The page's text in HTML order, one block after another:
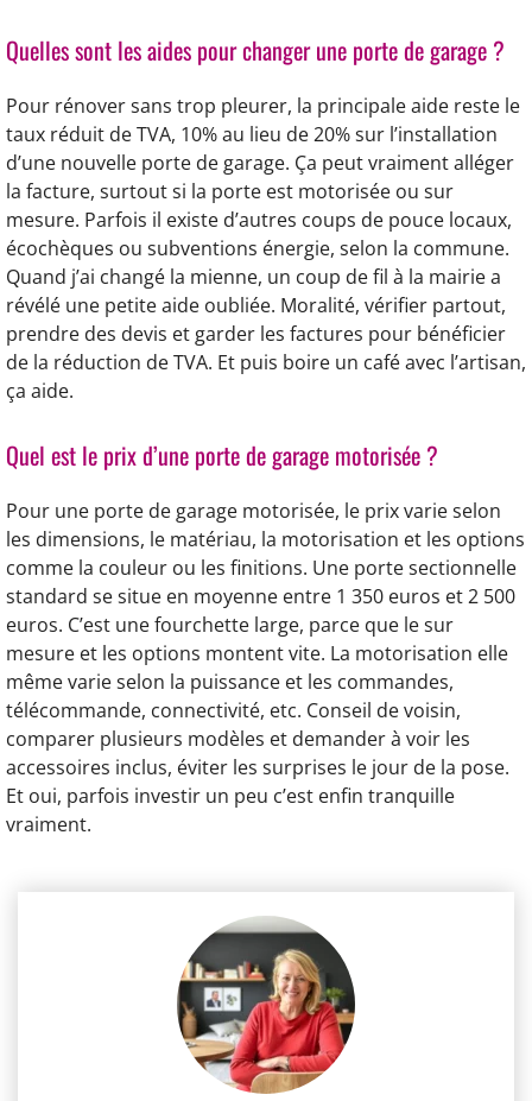
Quelles sont les aides pour changer une porte de garage ?
Pour rénover sans trop pleurer, la principale aide reste le
taux réduit de TVA, 10% au lieu de 20% sur l’installation
d’une nouvelle porte de garage. Ça peut vraiment alléger
la facture, surtout si la porte est motorisée ou sur
mesure. Parfois il existe d’autres coups de pouce locaux,
écochèques ou subventions énergie, selon la commune.
Quand j’ai changé la mienne, un coup de fil à la mairie a
révélé une petite aide oubliée. Moralité, vérifier partout,
prendre des devis et garder les factures pour bénéficier
de la réduction de TVA. Et puis boire un café avec l’artisan,
ça aide.
Quel est le prix d’une porte de garage motorisée ?
Pour une porte de garage motorisée, le prix varie selon
les dimensions, le matériau, la motorisation et les options
comme la couleur ou les finitions. Une porte sectionnelle
standard se situe en moyenne entre 1 350 euros et 2 500
euros. C’est une fourchette large, parce que le sur
mesure et les options montent vite. La motorisation elle
même varie selon la puissance et les commandes,
télécommande, connectivité, etc. Conseil de voisin,
comparer plusieurs modèles et demander à voir les
accessoires inclus, éviter les surprises le jour de la pose.
Et oui, parfois investir un peu c’est enfin tranquille
vraiment.